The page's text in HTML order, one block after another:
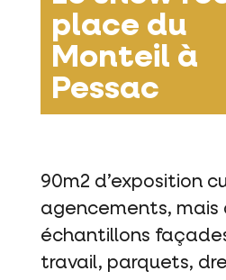
place du
Monteil à
Pessac
90m2 d’exposition
agencements, mais
échantillons
travail, parquets,